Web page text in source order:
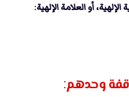
أو العلامة الإلهية: